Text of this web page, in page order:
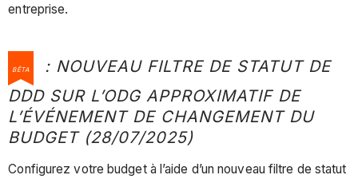
entreprise.
BÊTA
: NOUVEAU FILTRE DE STATUT DE
DDD SUR L’ODG APPROXIMATIF DE
L’ÉVÉNEMENT DE CHANGEMENT DU
BUDGET (28/07/2025)
Configurez votre budget à l’aide d’un nouveau filtre de statut